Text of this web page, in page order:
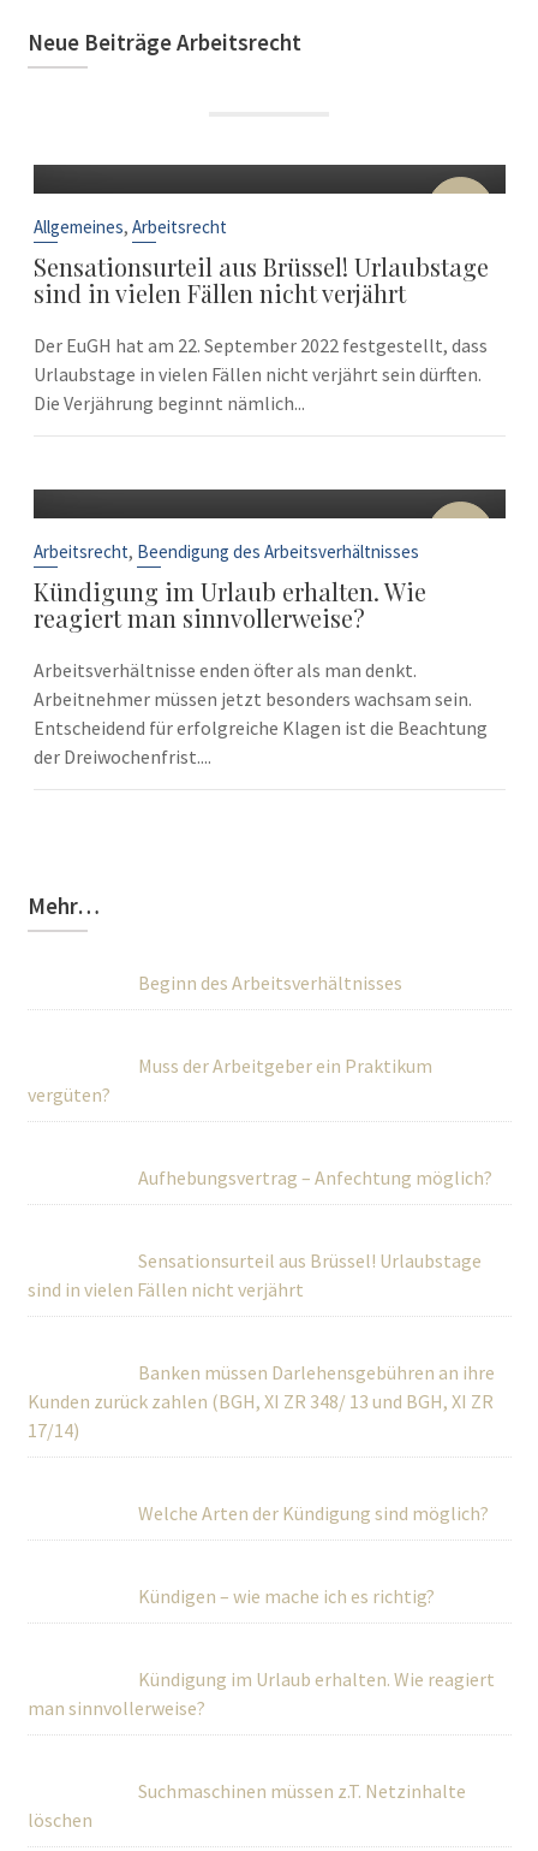
Neue Beiträge Arbeitsrecht
22
Allgemeines, Arbeitsrecht
Sensationsurteil aus Brüssel! Urlaubstage
sind in vielen Fällen nicht verjährt
Der EuGH hat am 22. September 2022 festgestellt, dass
Urlaubstage in vielen Fällen nicht verjährt sein dürften.
Die Verjährung beginnt nämlich...
10
Arbeitsrecht, Beendigung des Arbeitsverhältnisses
Kündigung im Urlaub erhalten. Wie
reagiert man sinnvollerweise?
Arbeitsverhältnisse enden öfter als man denkt.
Arbeitnehmer müssen jetzt besonders wachsam sein.
Entscheidend für erfolgreiche Klagen ist die Beachtung
der Dreiwochenfrist....
Mehr…
Beginn des Arbeitsverhältnisses
Muss der Arbeitgeber ein Praktikum
vergüten?
Aufhebungsvertrag – Anfechtung möglich?
Sensationsurteil aus Brüssel! Urlaubstage
sind in vielen Fällen nicht verjährt
Banken müssen Darlehensgebühren an ihre
Kunden zurück zahlen (BGH, XI ZR 348/ 13 und BGH, XI ZR
17/14)
Welche Arten der Kündigung sind möglich?
Kündigen – wie mache ich es richtig?
Kündigung im Urlaub erhalten. Wie reagiert
man sinnvollerweise?
Suchmaschinen müssen z.T. Netzinhalte
löschen